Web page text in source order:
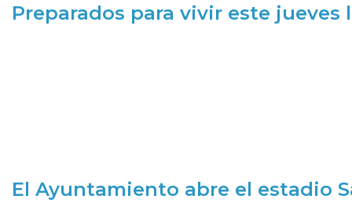
Preparados para vivir este jueves
El Ayuntamiento abre el estadio